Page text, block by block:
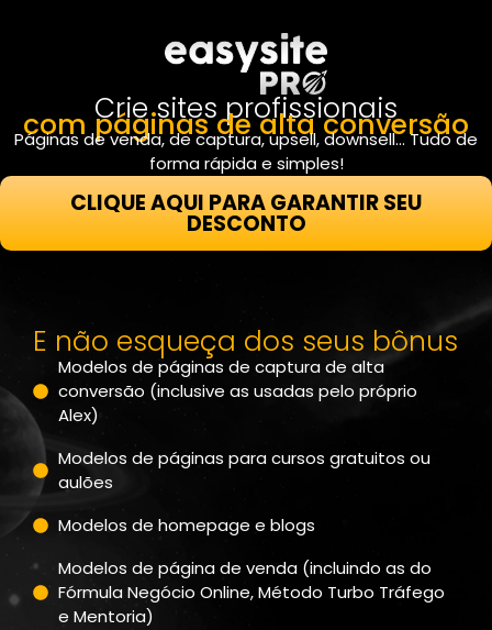
Crie sites profissionais
com páginas de alta conversão
Páginas de venda, de captura, upsell, downsell… Tudo de
forma rápida e simples!
CLIQUE AQUI PARA GARANTIR SEU
DESCONTO
E não esqueça dos seus bônus
Modelos de páginas de captura de alta
conversão (inclusive as usadas pelo próprio
Alex)
Modelos de páginas para cursos gratuitos ou
aulões
Modelos de homepage e blogs
Modelos de página de venda (incluindo as do
Fórmula Negócio Online, Método Turbo Tráfego
e Mentoria)